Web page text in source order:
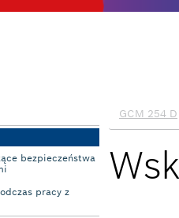
bez‌pie‌czeń‌stwa
pracy z